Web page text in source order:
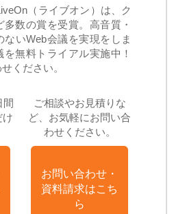
（ライブオン）は、ク
数の賞を受賞。高音質・
いWeb会議を実現をしま
無料トライアル実施中！
ください。
間
け
ご相談やお見積りな
ど、お気軽にお問い合
わせください。
お問い合わせ・
資料請求はこち
ら